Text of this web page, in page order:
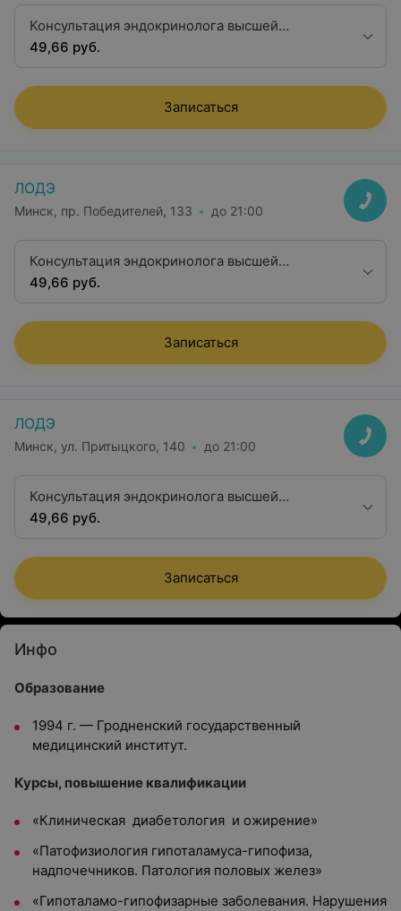
Консультация эндокринолога высшей
квалификационной категории
49,66 руб.
Записаться
ЛОДЭ
Минск, пр. Победителей, 133 до 21:00
Консультация эндокринолога высшей
квалификационной категории
49,66 руб.
Записаться
ЛОДЭ
Минск, ул. Притыцкого, 140 до 21:00
Консультация эндокринолога высшей
квалификационной категории
49,66 руб.
Записаться
Инфо
Образование
1994 г. — Гродненский государственный
медицинский институт.
Курсы, повышение квалификации
«Клиническая диабетология и ожирение»
«Патофизиология гипоталамуса-гипофиза,
надпочечников. Патология половых желез»
«Гипоталамо-гипофизарные заболевания. Нарушения